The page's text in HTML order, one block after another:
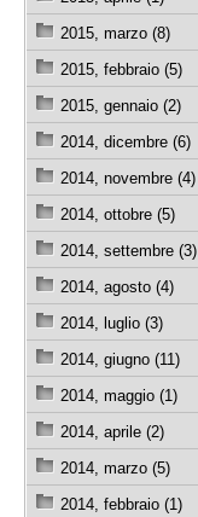
2015, marzo (8)
2015, febbraio (5)
2015, gennaio (2)
2014, dicembre (6)
2014, novembre (4)
2014, ottobre (5)
2014, settembre (3)
2014, agosto (4)
2014, luglio (3)
2014, giugno (11)
2014, maggio (1)
2014, aprile (2)
2014, marzo (5)
2014, febbraio (1)